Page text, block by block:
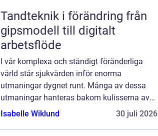
Tandteknik i förändring från
gipsmodell till digitalt
arbetsflöde
I vår komplexa och ständigt föränderliga
värld står sjukvården inför enorma
utmaningar dygnet runt. Många av dessa
utmaningar hanteras bakom kulisserna av
personer som jobbar på obekväma arb...
Isabelle Wiklund 30 juli 2026